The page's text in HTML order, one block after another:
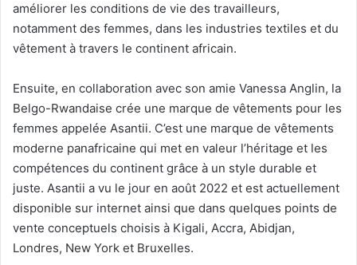
améliorer les conditions de vie des travailleurs,
notamment des femmes, dans les industries textiles et du
vêtement à travers le continent africain.
Ensuite, en collaboration avec son amie Vanessa Anglin, la
Belgo-Rwandaise crée une marque de vêtements pour les
femmes appelée Asantii. C’est une marque de vêtements
moderne panafricaine qui met en valeur l’héritage et les
compétences du continent grâce à un style durable et
juste. Asantii a vu le jour en août 2022 et est actuellement
disponible sur internet ainsi que dans quelques points de
vente conceptuels choisis à Kigali, Accra, Abidjan,
Londres, New York et Bruxelles.